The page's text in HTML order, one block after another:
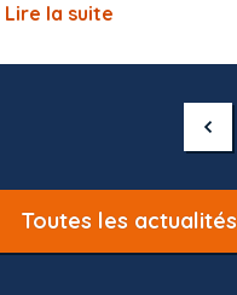
Lire la suite
Toutes les actualités